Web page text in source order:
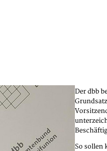
Der dbb
So sollen